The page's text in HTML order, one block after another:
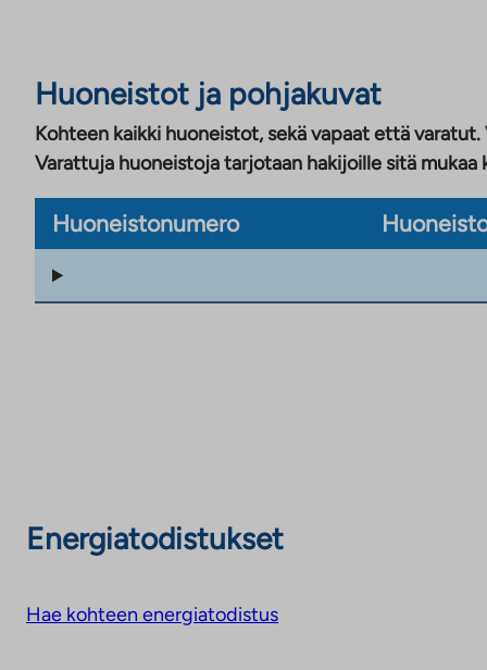
Huoneistot ja pohjakuvat
Kohteen kaikki huoneistot, sekä vapaat että
Varattuja huoneistoja tarjotaan hakijoille sitä mukaa
Huoneistonumero
Energiatodistukset
Hae kohteen energiatodistus